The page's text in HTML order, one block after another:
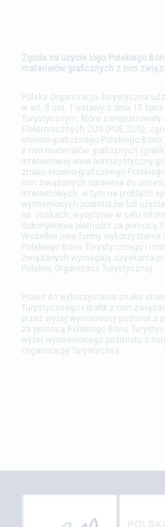
Zgoda na użycie logo Polskiego
materiałów graficznych z nim
Polska Organizacja Turystyczna
w art. 8 ust. 1 ustawy z dnia 15
Turystycznym, które zarejestrowały
Elektronicznych ZUS (PUE ZUS),
słowno-graficznego Polskiego
z nim materiałów graficznych
internetowej
znaku słowno-graficznego
nim związanych uprawnia do
internetowych, w tym na profilach
wymienionych podmiotów lub
np. ulotkach, wyłącznie w celu
dokonywania płatności za pomocą
Wszelkie inne formy wykorzystania
Polskiego Bonu Turystycznego i
związanych wymagają uzyskania
Polskiej Organizacji Turystycznej.
Prawo do wykorzystania znaku
Turystycznego i grafik z nim
przez wyżej wymieniony podmiot z
za pomocą Polskiego Bonu
wyżej wymienionego podmiotu z
Organizację Turystyczną.